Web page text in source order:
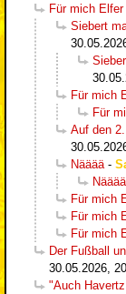
Für mich Elfer
Siebert
Für mich
Für
Auf den
Nääää -
Nääää
Für mich
Für mich
Für mich
Der Fußball
30.05.2026,
"Auch